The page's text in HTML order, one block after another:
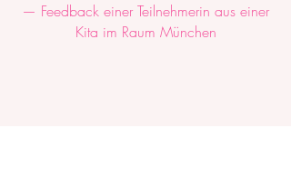
— Feedback einer Teilnehmerin aus einer
Kita im Raum München